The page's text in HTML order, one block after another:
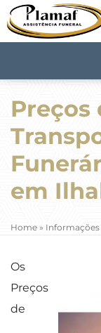
Preços
em
Home » Informações
Os
Preços
de